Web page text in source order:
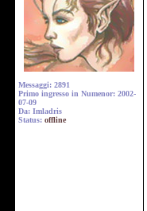
Messaggi: 2891
Primo ingresso in Numenor: 2002-
07-09
Da: Imladris
Status: offline